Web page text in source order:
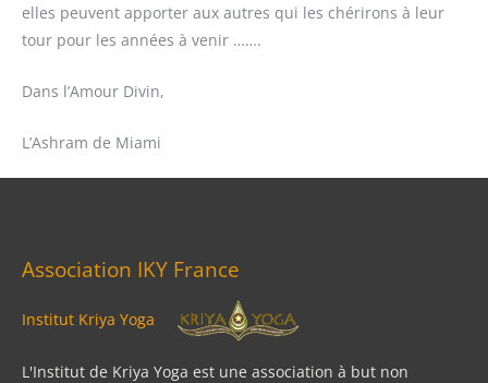
elles peuvent apporter aux autres qui les chérirons à leur
tour pour les années à venir …….
Dans l’Amour Divin,
L’Ashram de Miami
Association IKY France
Institut Kriya Yoga
L'Institut de Kriya Yoga est une association à but non